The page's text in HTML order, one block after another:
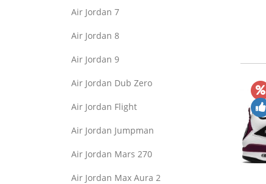
Air Jordan 7
Air Jordan 8
Air Jordan 9
Air Jordan Dub Zero
Air Jordan Flight
Air Jordan Jumpman
Air Jordan Mars 270
Air Jordan Max Aura 2